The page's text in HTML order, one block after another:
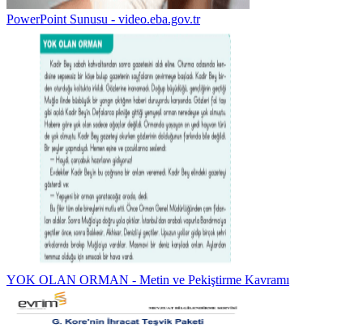
PowerPoint Sunusu - video.eba.gov.tr
YOK OLAN ORMAN - Metin ve Pekiştirme Kavramı